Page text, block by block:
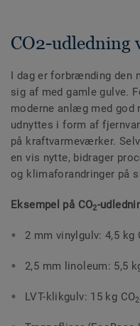
CO2-udledning
I dag er forbrænding den
sig af med gamle gulve.
moderne anlæg med god
udnyttes i form af
på kraftvarmeværker.
en vis nytte, bidrager
og klimaforandringer på
Eksempel på CO2-
2 mm vinylgulv: 4,5 kg
2,5 mm linoleum: 5,5
LVT-klikgulv: 15 kg CO2